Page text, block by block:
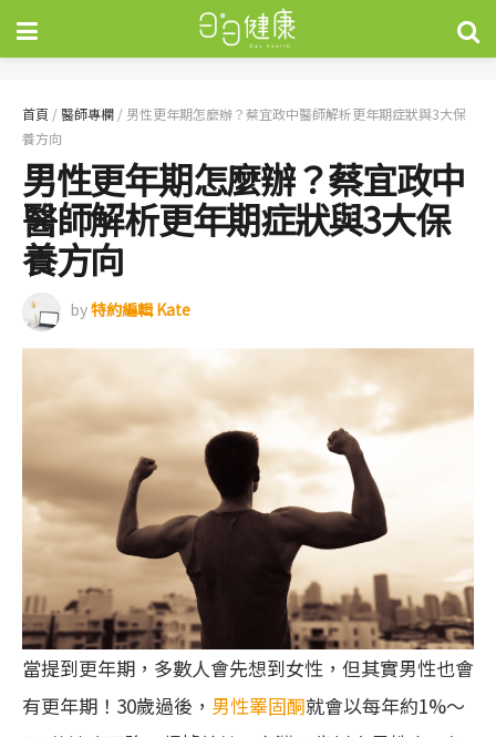
首頁 /醫師專欄 / 男性更年期怎麼辦？蔡宜政中醫師解析更年期症狀與3大保
養方向
男性更年期怎麼辦？蔡宜政中
醫師解析更年期症狀與3大保
養方向
by特約編輯 Kate
當提到更年期，多數人會先想到女性，但其實男性也會
有更年期！30歲過後， 男性睪固酮就會以每年約1%～